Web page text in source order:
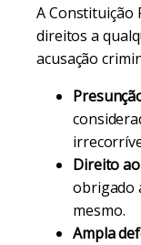
A Constituição
direitos a
acusação
Direito
obrigado
mesmo.
Ampla